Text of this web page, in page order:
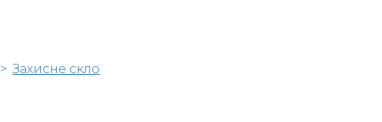
Захисне скло